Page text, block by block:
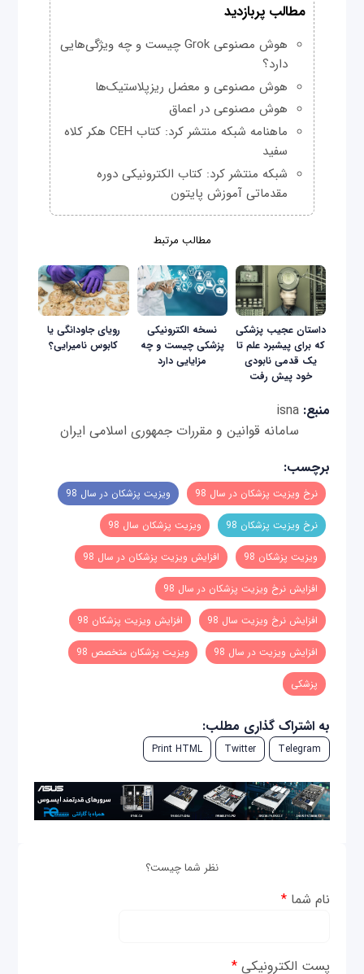
مطالب پربازدید
هوش مصنوعی Grok چیست و چه ویژگی‌هایی
دارد؟
هوش مصنوعی و معضل ریزپلاستیک‌ها
هوش مصنوعی در اعماق
ماهنامه شبکه منتشر کرد: کتاب CEH هکر کلاه
سفید
شبکه منتشر کرد: کتاب الکترونیکی دوره
مقدماتی آموزش پایتون
مطالب مرتبط
داستان عجیب پزشکی
که برای پیشبرد علم تا
یک قدمی نابودی
خود پیش رفت
نسخه الکترونیکی
پزشکی چیست و چه
مزایایی دارد
رویای جاودانگی یا
کابوس نامیرایی؟
منبع:isna
سامانه قوانین و مقررات جمهوری اسلامی ایران
برچسب:
نرخ ویزیت پزشکان در سال 98 ویزیت پزشکان در سال 98
نرخ ویزیت پزشکان 98 ویزیت پزشکان سال 98
ویزیت پزشکان 98 افزایش ویزیت پزشکان در سال 98
افزایش نرخ ویزیت پزشکان در سال 98
افزایش نرخ ویزیت سال 98 افزایش ویزیت پزشکان 98
افزایش ویزیت در سال 98 ویزیت پزشکان متخصص 98
پزشکی
به اشتراک گذاری مطلب:
Telegram
Twitter
Print HTML
نظر شما چیست؟
نام شما*
پست الکترونیکی*